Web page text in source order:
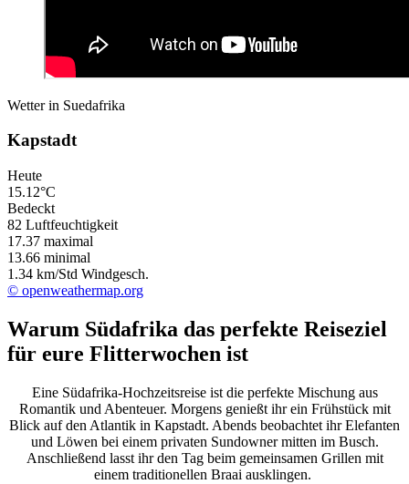
Wetter in Suedafrika
Kapstadt
Heute
15.12°C
Bedeckt
82 Luftfeuchtigkeit
17.37 maximal
13.66 minimal
1.34 km/Std Windgesch.
© openweathermap.org
Warum Südafrika das perfekte Reiseziel
für eure Flitterwochen ist
Eine Südafrika-Hochzeitsreise ist die perfekte Mischung aus
Romantik und Abenteuer. Morgens genießt ihr ein Frühstück mit
Blick auf den Atlantik in Kapstadt. Abends beobachtet ihr Elefanten
und Löwen bei einem privaten Sundowner mitten im Busch.
Anschließend lasst ihr den Tag beim gemeinsamen Grillen mit
einem traditionellen Braai ausklingen.